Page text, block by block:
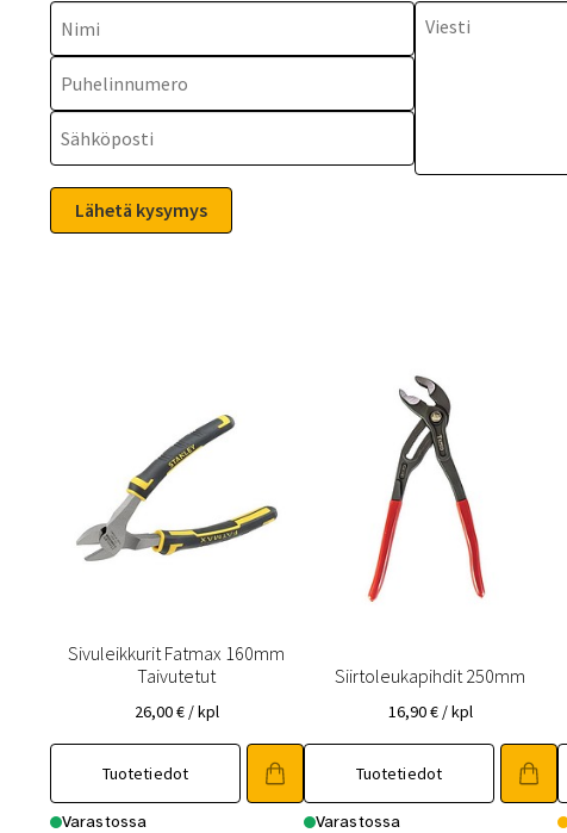
Sivuleikkurit Fatmax 160mm
Taivutetut
26,00€ / kpl
Tuotetiedot
Varastossa
Siirtoleukapihdit 250mm
16,90€ / kpl
Tuotetiedot
Varastossa